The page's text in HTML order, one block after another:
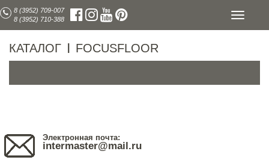
Toggle
8 (3952) 709-007
8 (3952) 710-388
КАТАЛОГ FOCUSFLOOR
Электронная почта:
intermaster@mail.ru